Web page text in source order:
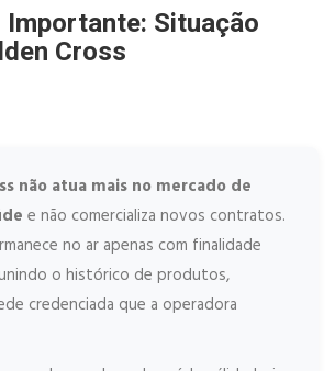
Situação
Cross
não atua mais no mercado de
e não comercializa novos contratos.
no ar apenas com finalidade
o histórico de produtos,
credenciada que a operadora